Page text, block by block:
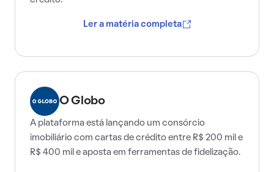
Ler a matéria completa
O Globo
A plataforma está lançando um consórcio
imobiliário com cartas de crédito entre R$ 200 mil e
R$ 400 mil e aposta em ferramentas de fidelização.